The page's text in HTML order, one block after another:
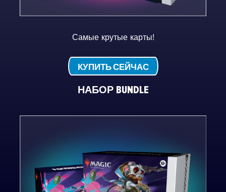
Самые крутые карты!
КУПИТЬ СЕЙЧАС
НАБОР BUNDLE